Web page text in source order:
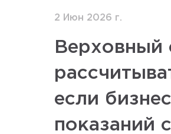
2 Июн 2026 г.
Верховный
если
показаний